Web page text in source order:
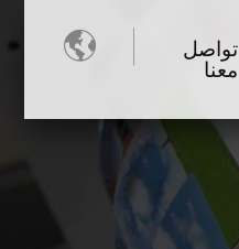

تواصل
معنا